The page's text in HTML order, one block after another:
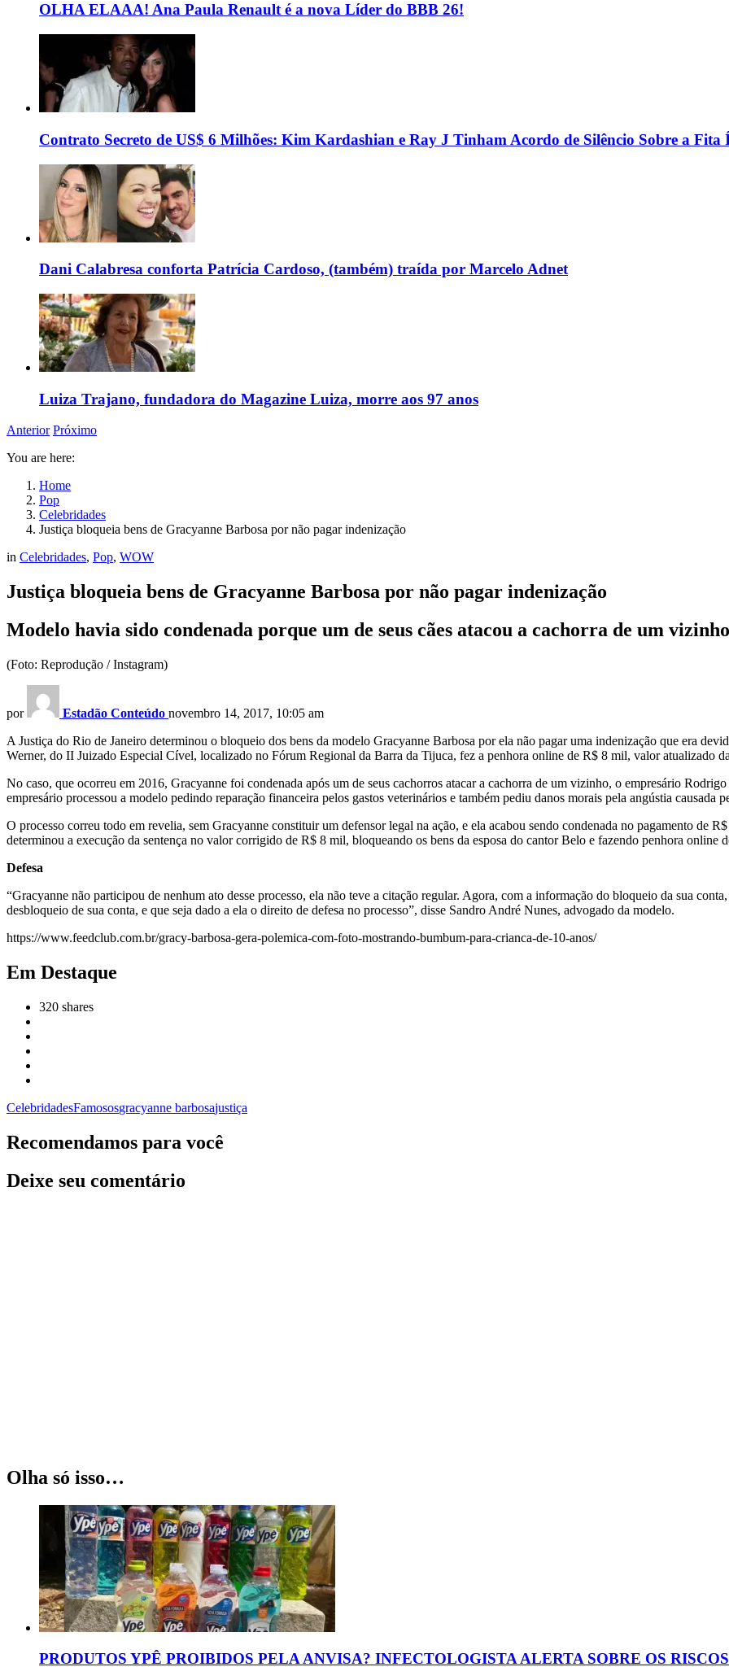
OLHA ELAAA! Ana Paula Renault é a nova Líder do BBB 26!
Contrato Secreto de US$ 6 Milhões: Kim Kardashian e Ray J Tinham Acordo de Silêncio Sobre a Fita
Dani Calabresa conforta Patrícia Cardoso, (também) traída por Marcelo Adnet
Luiza Trajano, fundadora do Magazine Luiza, morre aos 97 anos
Anterior Próximo
You are here:
Home
Pop
Celebridades
Justiça bloqueia bens de Gracyanne Barbosa por não pagar indenização
in Celebridades, Pop, WOW
Justiça bloqueia bens de Gracyanne Barbosa por não pagar indenização
Modelo havia sido condenada porque um de seus cães atacou a cachorra de um vizinho
(Foto: Reprodução / Instagram)
por Estadão Conteúdo novembro 14, 2017, 10:05 am
A Justiça do Rio de Janeiro determinou o bloqueio dos bens da modelo Gracyanne Barbosa por ela não pagar uma indenização que era
Werner, do II Juizado Especial Cível, localizado no Fórum Regional da Barra da Tijuca, fez a penhora online de R$ 8 mil, valor atualizado
No caso, que ocorreu em 2016, Gracyanne foi condenada após um de seus cachorros atacar a cachorra de um vizinho, o empresário
empresário processou a modelo pedindo reparação financeira pelos gastos veterinários e também pediu danos morais pela angústia causada
O processo correu todo em revelia, sem Gracyanne constituir um defensor legal na ação, e ela acabou sendo condenada no pagamento de
determinou a execução da sentença no valor corrigido de R$ 8 mil, bloqueando os bens da esposa do cantor Belo e fazendo penhora online
Defesa
“Gracyanne não participou de nenhum ato desse processo, ela não teve a citação regular. Agora, com a informação do bloqueio da sua
desbloqueio de sua conta, e que seja dado a ela o direito de defesa no processo”, disse Sandro André Nunes, advogado da modelo.
https://www.feedclub.com.br/gracy-barbosa-gera-polemica-com-foto-mostrando-bumbum-para-crianca-de-10-anos/
Em Destaque
320 shares
CelebridadesFamososgracyanne barbosajustiça
Recomendamos para você
Deixe seu comentário
Olha só isso…
PRODUTOS YPÊ PROIBIDOS PELA ANVISA? INFECTOLOGISTA ALERTA SOBRE OS